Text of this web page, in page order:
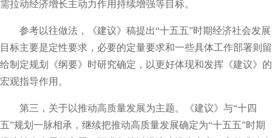
需拉动经济增长主动力作用持续增强等目标。
参考以往做法，《建议》稿提出“十五五”时期经济社会发展
目标主要是定性要求，必要的定量要求和一些具体工作部署则留
给制定规划《纲要》时研究确定，以更好体现和发挥《建议》的
宏观指导作用。
第三，关于以推动高质量发展为主题。《建议》与“十四
五”规划一脉相承，继续把推动高质量发展确定为“十五五”时期